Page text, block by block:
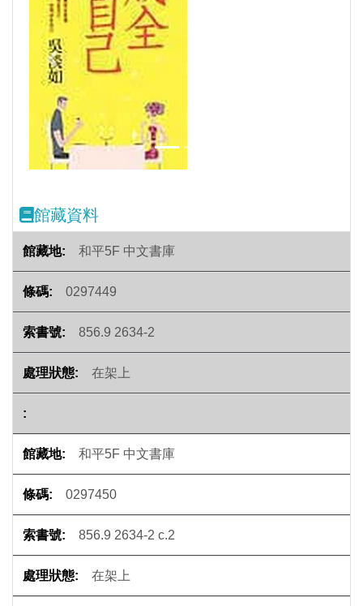
Previous
館藏資料
和平5F 中文書庫
0297449
856.9 2634-2
在架上
和平5F 中文書庫
0297450
856.9 2634-2 c.2
在架上